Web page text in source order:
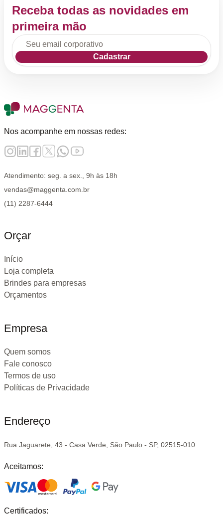
Receba todas as novidades em
primeira mão
Cadastrar
Nos acompanhe em nossas redes:
Atendimento: seg. a sex., 9h às 18h
vendas@maggenta.com.br
(11) 2287-6444
Orçar
Início
Loja completa
Brindes para empresas
Orçamentos
Empresa
Quem somos
Fale conosco
Termos de uso
Políticas de Privacidade
Endereço
Rua Jaguarete, 43 - Casa Verde, São Paulo - SP, 02515-010
Aceitamos:
Certificados: